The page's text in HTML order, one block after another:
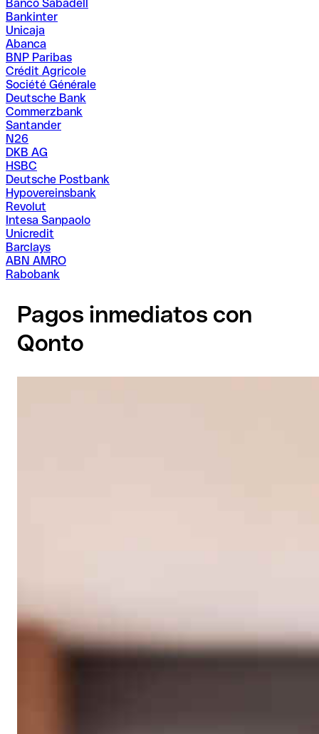
Banco Sabadell
Bankinter
Unicaja
Abanca
BNP Paribas
Crédit Agricole
Société Générale
Deutsche Bank
Commerzbank
Santander
N26
DKB AG
HSBC
Deutsche Postbank
Hypovereinsbank
Revolut
Intesa Sanpaolo
Unicredit
Barclays
ABN AMRO
Rabobank
Pagos inmediatos con
Qonto